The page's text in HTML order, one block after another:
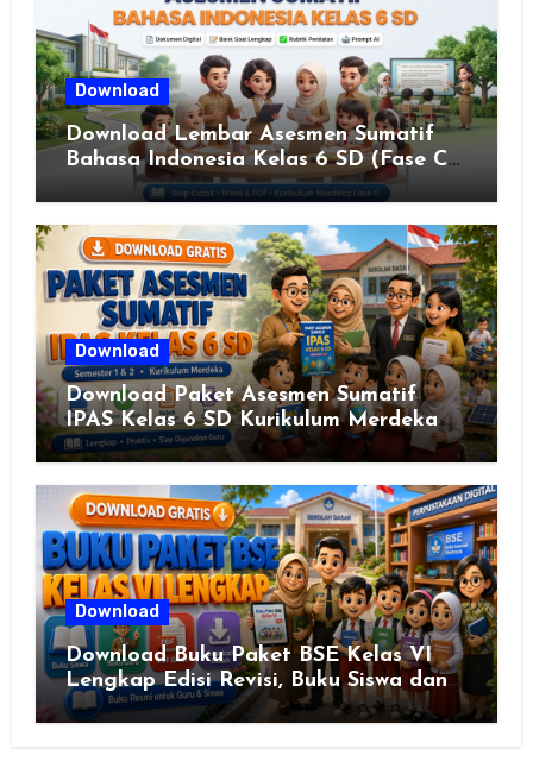
Download
Download Lembar Asesmen Sumatif
Bahasa Indonesia Kelas 6 SD (Fase C)
– Bank Soal & Rubrik Penilaian
Download
Download Paket Asesmen Sumatif
IPAS Kelas 6 SD Kurikulum Merdeka
Lengkap Semester 1 & 2
Download
Download Buku Paket BSE Kelas VI
Lengkap Edisi Revisi, Buku Siswa dan
Buku Guru Semua Mata Pelajaran